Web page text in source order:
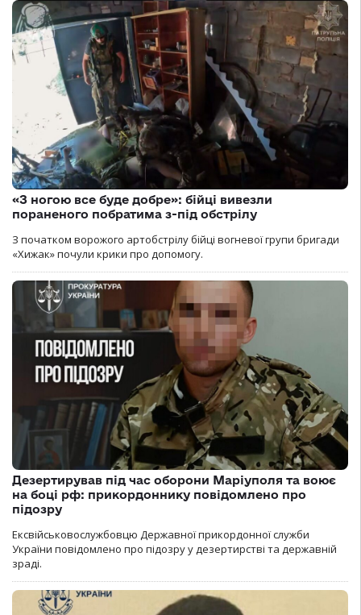
«З ногою все буде добре»: бійці вивезли
пораненого побратима з-під обстрілу
З початком ворожого артобстрілу бійці вогневої групи бригади
«Хижак» почули крики про допомогу.
Дезертирував під час оборони Маріуполя та воює
на боці рф: прикордоннику повідомлено про
підозру
Ексвійськовослужбовцю Державної прикордонної служби
України повідомлено про підозру у дезертирстві та державній
зраді.